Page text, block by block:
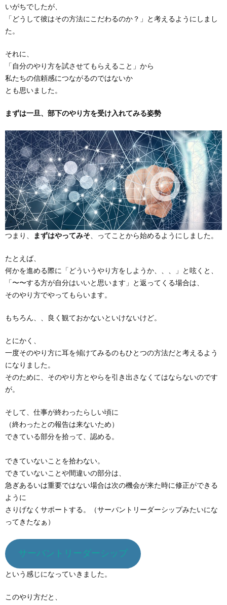
いがちでしたが、
「どうして彼はその方法にこだわるのか？」と考えるようにしまし
た。
それに、
「自分のやり方を試させてもらえること」から
私たちの信頼感につながるのではないか
とも思いました。
まずは一旦、部下のやり方を受け入れてみる姿勢
つまり、 まずはやってみそ 、ってことから始めるようにしました。
たとえば、
何かを進める際に「どういうやり方をしようか、、、」と呟くと、
「〜〜する方が自分はいいと思います」と返ってくる場合は、
そのやり方でやってもらいます。
もちろん、、良く観ておかないといけないけど。
とにかく、
一度そのやり方に耳を傾けてみるのもひとつの方法だと考えるよう
になりました。
そのために、そのやり方とやらを引き出さなくてはならないのです
が。
そして、仕事が終わったらしい頃に
（終わったとの報告は来ないため）
できている部分を拾って、認める。
できていないことを拾わない。
できていないことや間違いの部分は、
急ぎあるいは重要ではない場合は次の機会が来た時に修正ができる
ように
さりげなくサポートする。（サーバントリーダーシップみたいにな
ってきたなぁ）
サーバントリーダーシップ
という感じになっていきました。
このやり方だと、